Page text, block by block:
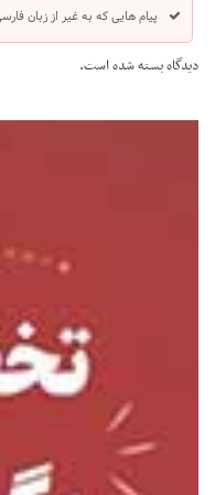
پیام هایی که به غیر از زبان
دیدگاه بسته شده است.